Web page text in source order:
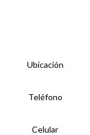
Ubicación
Teléfono
Celular